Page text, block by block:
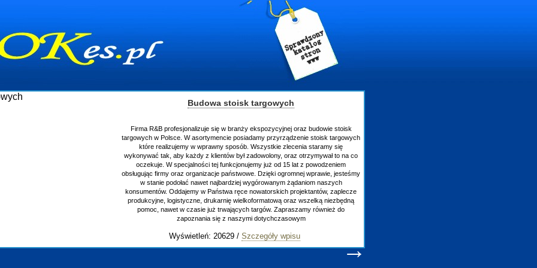
Budowa stoisk targowych
Firma R&B profesjonalizuje się w branży ekspozycyjnej oraz budowie stoisk
targowych w Polsce. W asortymencie posiadamy przyrządzenie stoisk targowych
które realizujemy w wprawny sposób. Wszystkie zlecenia staramy się
wykonywać tak, aby każdy z klientów był zadowolony, oraz otrzymywał to na co
oczekuje. W specjalności tej funkcjonujemy już od 15 lat z powodzeniem
obsługując firmy oraz organizacje państwowe. Dzięki ogromnej wprawie, jesteśmy
w stanie podołać nawet najbardziej wygórowanym żądaniom naszych
konsumentów. Oddajemy w Państwa ręce nowatorskich projektantów, zaplecze
produkcyjne, logistyczne, drukarnię wielkoformatową oraz wszelką niezbędną
pomoc, nawet w czasie już trwających targów. Zapraszamy również do
zapoznania się z naszymi dotychczasowym
Wyświetleń: 20629 / Szczegóły wpisu
→